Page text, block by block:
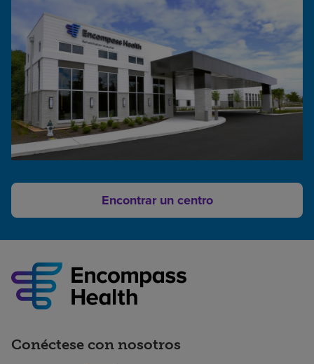
Encontrar un centro
Conéctese con nosotros